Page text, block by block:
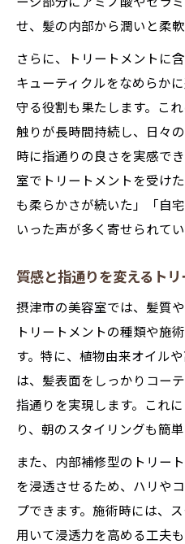
せ、髪の内部から潤いと柔軟
さらに、トリートメントに
キューティクルをなめらか
守る役割も果たします。こ
触りが長時間持続し、日々
時に指通りの良さを実感で
室でトリートメントを受け
も柔らかさが続いた」「自
いった声が多く寄せられてい
質感と指通りを変えるト
摂津市の美容室では、髪質
トリートメントの種類や施
す。特に、植物由来オイル
は、髪表面をしっかりコー
指通りを実現します。これ
り、朝のスタイリングも簡単
また、内部補修型のトリー
を浸透させるため、ハリや
プできます。施術時には、
用いて浸透力を高める工夫